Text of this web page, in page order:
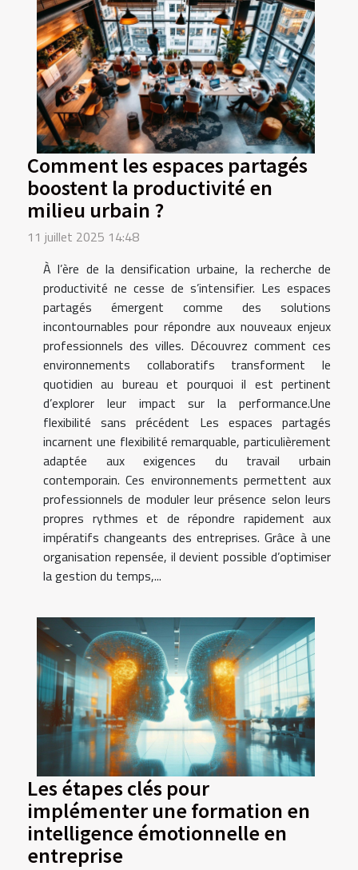
Comment les espaces partagés
boostent la productivité en
milieu urbain ?
11 juillet 2025 14:48
À l’ère de la densification urbaine, la recherche de
productivité ne cesse de s’intensifier. Les espaces
partagés émergent comme des solutions
incontournables pour répondre aux nouveaux enjeux
professionnels des villes. Découvrez comment ces
environnements collaboratifs transforment le
quotidien au bureau et pourquoi il est pertinent
d’explorer leur impact sur la performance.Une
flexibilité sans précédent Les espaces partagés
incarnent une flexibilité remarquable, particulièrement
adaptée aux exigences du travail urbain
contemporain. Ces environnements permettent aux
professionnels de moduler leur présence selon leurs
propres rythmes et de répondre rapidement aux
impératifs changeants des entreprises. Grâce à une
organisation repensée, il devient possible d’optimiser
la gestion du temps,...
Les étapes clés pour
implémenter une formation en
intelligence émotionnelle en
entreprise